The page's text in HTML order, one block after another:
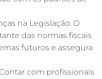
na Legislação: O
das normas fiscais
futuros e assegura
com profissionais